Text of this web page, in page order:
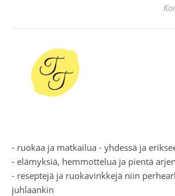
- ruokaa ja matkailua - yhdessä ja
- elämyksiä, hemmottelua ja pientä
- reseptejä ja ruokavinkkejä niin
juhlaankin